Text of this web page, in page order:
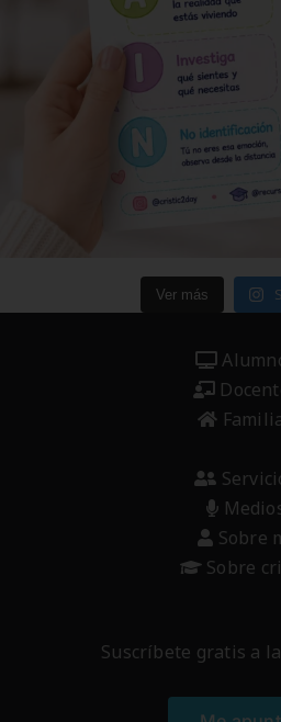
Ver más
Sobre
Sobre
Suscríbete gratis a la